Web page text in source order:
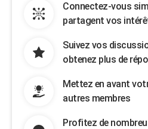
Connectez-vous
partagent vos
Suivez vos
obtenez plus de
Mettez en avant
autres membres
Profitez de